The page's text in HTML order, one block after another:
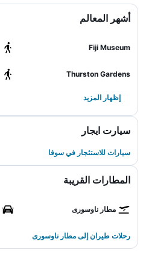
أشهر المعالم
Fiji Museum
Thurston Gardens
إظهار المزيد
سيارت ايجار
سيارات للاستئجار في سوفا
المطارات القريبة
مطار ناوسورى
رحلات طيران إلى مطار ناوسورى